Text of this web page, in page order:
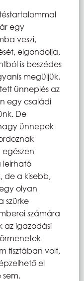
egy
veszi,
elgondolja,
is beszédes
megüljük.
ünneplés az
egy családi
De
ünnepek
leírható
de a kisebb,
olyan
szürke
számára
az igazodási
tisztában volt,
el
sem.